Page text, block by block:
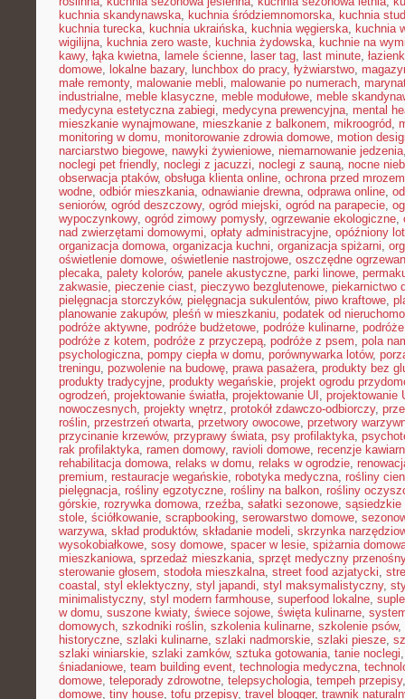
kuchnia skandynawska, kuchnia śródziemnomorska, kuchnia
kuchnia turecka, kuchnia ukraińska, kuchnia węgierska, kuchnia
wigilijna, kuchnia zero waste, kuchnia żydowska, kuchnie na
kawy, łąka kwietna, lamele ścienne, laser tag, last minute,
domowe, lokalne bazary, lunchbox do pracy, łyżwiarstwo,
małe remonty, malowanie mebli, malowanie po numerach,
industrialne, meble klasyczne, meble modułowe, meble
medycyna estetyczna zabiegi, medycyna prewencyjna, mental
mieszkanie wynajmowane, mieszkanie z balkonem, mikroogród,
monitoring w domu, monitorowanie zdrowia domowe, motion
narciarstwo biegowe, nawyki żywieniowe, niemarnowanie jedzenia
noclegi pet friendly, noclegi z jacuzzi, noclegi z sauną, nocne
obserwacja ptaków, obsługa klienta online, ochrona przed mrozem
wodne, odbiór mieszkania, odnawianie drewna, odprawa online,
seniorów, ogród deszczowy, ogród miejski, ogród na parapecie,
wypoczynkowy, ogród zimowy pomysły, ogrzewanie ekologiczne,
nad zwierzętami domowymi, opłaty administracyjne, opóźniony lot
organizacja domowa, organizacja kuchni, organizacja spiżarni,
oświetlenie domowe, oświetlenie nastrojowe, oszczędne
plecaka, palety kolorów, panele akustyczne, parki linowe,
zakwasie, pieczenie ciast, pieczywo bezglutenowe, piekarnictwo
pielęgnacja storczyków, pielęgnacja sukulentów, piwo kraftowe,
planowanie zakupów, pleśń w mieszkaniu, podatek od
podróże aktywne, podróże budżetowe, podróże kulinarne,
podróże z kotem, podróże z przyczepą, podróże z psem, pola
psychologiczna, pompy ciepła w domu, porównywarka lotów,
treningu, pozwolenie na budowę, prawa pasażera, produkty bez
produkty tradycyjne, produkty wegańskie, projekt ogrodu
ogrodzeń, projektowanie światła, projektowanie UI , projektowanie
nowoczesnych, projekty wnętrz, protokół zdawczo-odbiorczy,
roślin, przestrzeń otwarta, przetwory owocowe, przetwory
przycinanie krzewów, przyprawy świata, psy profilaktyka,
rak profilaktyka, ramen domowy, ravioli domowe, recenzje
rehabilitacja domowa, relaks w domu, relaks w ogrodzie,
premium, restauracje wegańskie, robotyka medyczna, rośliny
pielęgnacja, rośliny egzotyczne, rośliny na balkon, rośliny
górskie, rozrywka domowa, rzeźba, sałatki sezonowe, sąsiedzkie
stole, ściółkowanie, scrapbooking, serowarstwo domowe,
warzywa, skład produktów, składanie modeli, skrzynka
wysokobiałkowe, sosy domowe, spacer w lesie, spiżarnia
mieszkaniowa, sprzedaż mieszkania, sprzęt medyczny przenośny
sterowanie głosem, stodoła mieszkalna, street food azjatycki,
coastal , styl eklektyczny, styl japandi, styl maksymalistyczny,
minimalistyczny, styl modern farmhouse, superfood lokalne,
w domu, suszone kwiaty, świece sojowe, święta kulinarne,
domowych, szkodniki roślin, szkolenia kulinarne, szkolenie psów,
historyczne, szlaki kulinarne, szlaki nadmorskie, szlaki piesze,
szlaki winiarskie, szlaki zamków, sztuka gotowania, tanie noclegi
śniadaniowe, team building event, technologia medyczna,
domowe, teleporady zdrowotne, telepsychologia, tempeh przepisy
domowe, tiny house, tofu przepisy, travel blogger, trawnik